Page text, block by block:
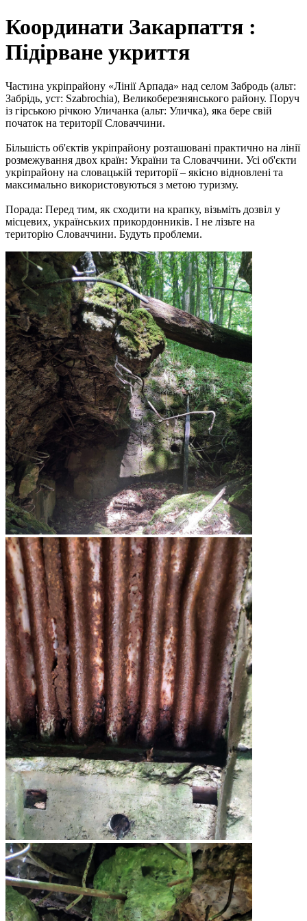
Координати Закарпаття :
Підірване укриття
Частина укріпрайону «Лінії Арпада» над селом Забродь (альт:
Забрідь, уст: Szabrochia), Великоберезнянського району. Поруч
із гірською річкою Уличанка (альт: Уличка), яка бере свій
початок на території Словаччини.
Більшість об'єктів укріпрайону розташовані практично на лінії
розмежування двох країн: України та Словаччини. Усі об'єкти
укріпрайону на словацькій території – якісно відновлені та
максимально використовуються з метою туризму.
Порада: Перед тим, як сходити на крапку, візьміть дозвіл у
місцевих, українських прикордонників. І не лізьте на
територію Словаччини. Будуть проблеми.